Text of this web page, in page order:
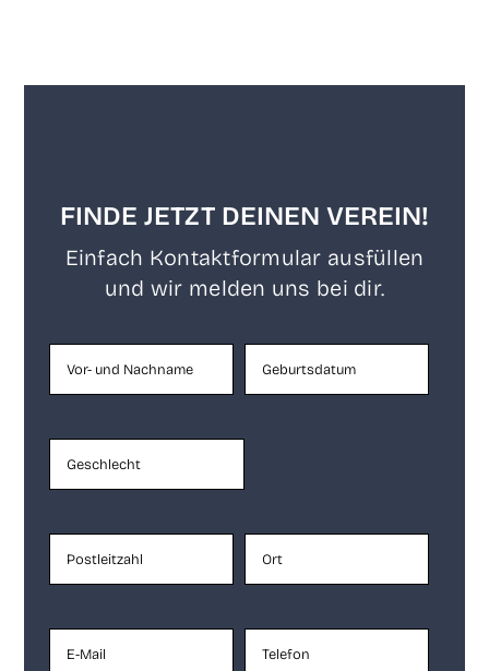
FINDE JETZT DEINEN VEREIN!
Ein­fach Kon­takt­for­mu­lar aus­fül­len
und wir mel­den uns bei dir.